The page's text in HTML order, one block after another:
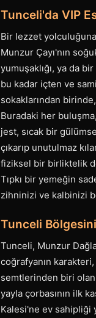
Tunceli'da VIP
Bir lezzet yolculuğuna
Munzur Çayı'nın
yumuşaklığı, ya da
bu kadar içten ve
sokaklarından
Buradaki her
jest, sıcak bir
çıkarıp unutulmaz
fiziksel bir birliktelik
Tıpkı bir yemeğin
zihninizi ve kalbinizi
Tunceli
Tunceli, Munzur
coğrafyanın
semtlerinden biri
yayla çorbasının ilk
Kalesi'ne ev sahipliği